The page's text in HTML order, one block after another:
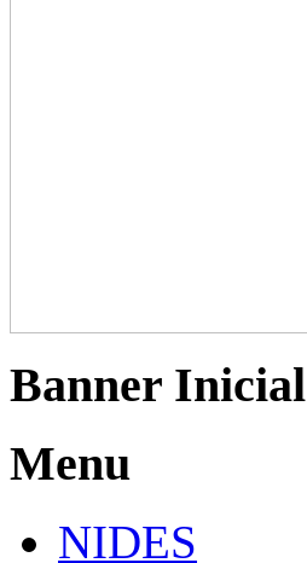
Banner Inicial
Menu
NIDES